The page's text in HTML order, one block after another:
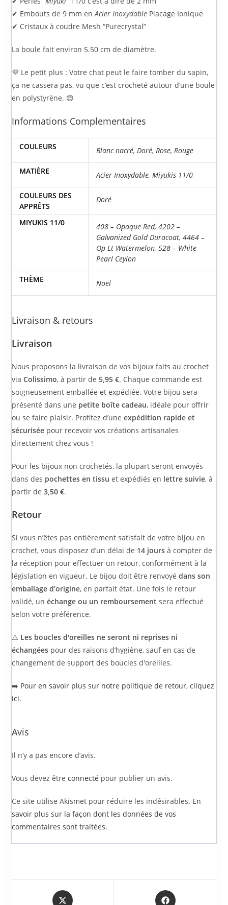
✔ Embouts de 9 mm enAcier Inoxydable Placage Ionique
✔ Cristaux à coudre Mesh “Purecrystal”
La boule fait environ 5.50 cm de diamètre.
💜 Le petit plus : Votre chat peut le faire tomber du sapin,
ça ne cassera pas, vu que c’est crocheté autour d’une boule
en polystyrène. 😊
Informations Complementaires
COULEURS Blanc nacré, Doré, Rose, Rouge
MATIÈRE Acier Inoxydable, Miyukis 11/0
COULEURS DES
APPRÊTS
Doré
MIYUKIS 11/0 408 – Opaque Red,4202 –
Galvanized Gold Duracoat,4464 –
Op Lt Watermelon,528 – White
Pearl Ceylon
THÈME Noel
Livraison & retours
Livraison
Nous proposons la livraison de vos bijoux faits au crochet
viaColissimo, à partir de5,95 €. Chaque commande est
soigneusement emballée et expédiée. Votre bijou sera
présenté dans une petite boîte cadeau, idéale pour offrir
ou se faire plaisir. Profitez d’uneexpédition rapide et
sécurisée pour recevoir vos créations artisanales
directement chez vous !
Pour les bijoux non crochetés, la plupart seront envoyés
dans des pochettes en tissu et expédiés en lettre suivie, à
partir de3,50 €.
Retour
Si vous n’êtes pas entièrement satisfait de votre bijou en
crochet, vous disposez d’un délai de 14 jours à compter de
la réception pour effectuer un retour, conformément à la
législation en vigueur. Le bijou doit être renvoyédans son
emballage d’origine, en parfait état. Une fois le retour
validé, unéchange ou un remboursement sera effectué
selon votre préférence.
⚠️ Les boucles d'oreilles ne seront ni reprises ni
échangées pour des raisons d’hygiène, sauf en cas de
changement de support des boucles d'oreilles.
➡️ Pour en savoir plus sur notre politique de retour, cliquez
ici.
Avis
Il n’y a pas encore d’avis.
Vous devez êtreconnecté pour publier un avis.
Ce site utilise Akismet pour réduire les indésirables. En
savoir plus sur la façon dont les données de vos
commentaires sont traitées.